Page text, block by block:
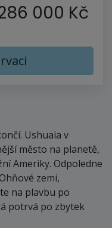
000 Kč
Ushuaia v
město na planetě,
Ameriky. Odpoledne
zemi,
na plavbu po
potrvá po zbytek